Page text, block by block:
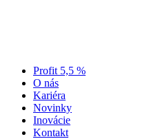
Profit 5,5 %
O nás
Kariéra
Novinky
Inovácie
Kontakt